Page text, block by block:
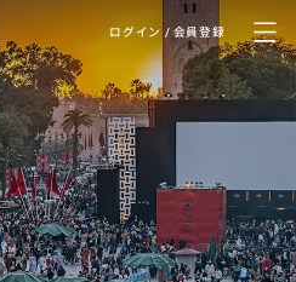
ログイン / 会員登録